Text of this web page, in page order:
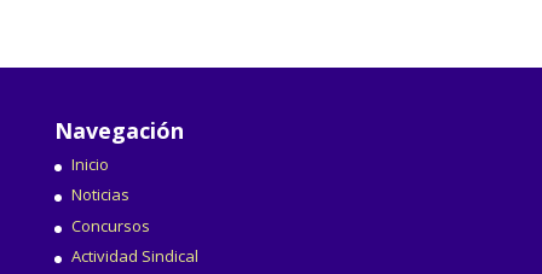
Navegación
Inicio
Noticias
Concursos
Actividad Sindical